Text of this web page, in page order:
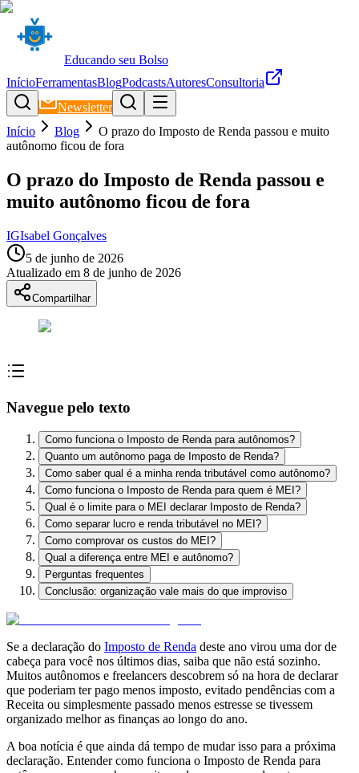
Educando seu Bolso
InícioFerramentasBlogPodcastsAutoresConsultoria
Newsletter
Início
Blog
O prazo do Imposto de Renda passou e muito
autônomo ficou de fora
O prazo do Imposto de Renda passou e
muito autônomo ficou de fora
IGIsabel Gonçalves
5 de junho de 2026
Atualizado em 8 de junho de 2026
Compartilhar
Navegue pelo texto
Como funciona o Imposto de Renda para autônomos?
Quanto um autônomo paga de Imposto de Renda?
Como saber qual é a minha renda tributável como autônomo?
Como funciona o Imposto de Renda para quem é MEI?
Qual é o limite para o MEI declarar Imposto de Renda?
Como separar lucro e renda tributável no MEI?
Como comprovar os custos do MEI?
Qual a diferença entre MEI e autônomo?
Perguntas frequentes
Conclusão: organização vale mais do que improviso
Se a declaração do Imposto de Renda deste ano virou uma dor de
cabeça para você nos últimos dias, saiba que não está sozinho.
Muitos autônomos e freelancers descobrem só na hora de declarar
que poderiam ter pago menos imposto, evitado pendências com a
Receita ou simplesmente passado menos estresse se tivessem
organizado melhor as finanças ao longo do ano.
A boa notícia é que ainda dá tempo de mudar isso para a próxima
declaração. Entender como funciona o Imposto de Renda para